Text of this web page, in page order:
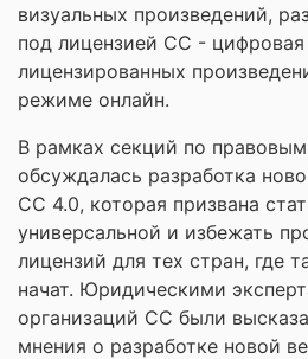
визуальных произведений,
под лицензией СС - цифровая
лицензированных
режиме онлайн.
В рамках секций по
обсуждалась разработка
СС 4.0, которая призвана
универсальной и избежать
лицензий для тех стран, где
начат. Юридическими
организаций СС были
мнения о разработке новой